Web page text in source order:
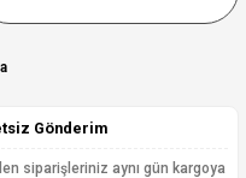
Gönderim
siparişleriniz aynı gün kargoya